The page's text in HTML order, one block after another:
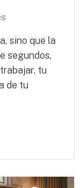
sino que la
segundos,
tu
de tu